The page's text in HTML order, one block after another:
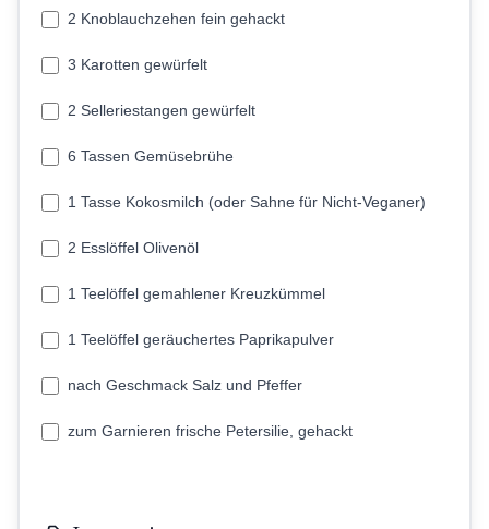
2 Knoblauchzehen fein gehackt
3 Karotten gewürfelt
2 Selleriestangen gewürfelt
6 Tassen Gemüsebrühe
1 Tasse Kokosmilch (oder Sahne für Nicht-Veganer)
2 Esslöffel Olivenöl
1 Teelöffel gemahlener Kreuzkümmel
1 Teelöffel geräuchertes Paprikapulver
nach Geschmack Salz und Pfeffer
zum Garnieren frische Petersilie, gehackt